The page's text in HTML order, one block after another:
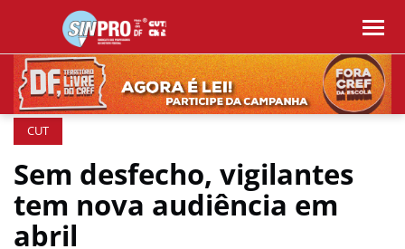
CUT
Sem desfecho, vigilantes
tem nova audiência em
abril